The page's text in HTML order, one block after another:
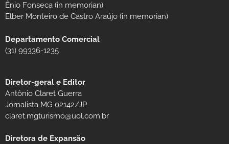
Ênio Fonseca (in memorian)
Elber Monteiro de Castro Araújo (in memorian)
Departamento Comercial
(31) 99336-1235
Diretor-geral e Editor
Antônio Claret Guerra
Jornalista MG 02142/JP
claret.mgturismo@uol.com.br
Diretora de Expansão